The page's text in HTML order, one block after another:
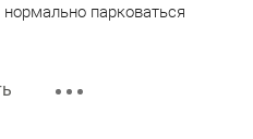
парковаться